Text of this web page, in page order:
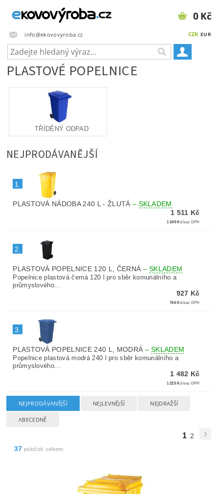
info@ekovovyroba.cz CZK EUR
0 Kč
PLASTOVÉ POPELNICE
TŘÍDĚNÝ ODPAD
NEJPRODÁVANĚJŠÍ
1.
PLASTOVÁ NÁDOBA 240 L - ŽLUTÁ – SKLADEM
1 511 Kč
1 249 Kč bez DPH
2.
PLASTOVÁ POPELNICE 120 L, ČERNÁ –SKLADEM
Popelnice plastová černá 120 l pro sběr komunálního a
průmyslového...
927 Kč
766 Kč bez DPH
3.
PLASTOVÁ POPELNICE 240 L, MODRÁ –SKLADEM
Popelnice plastová modrá 240 l pro sběr komunálního a
průmyslového...
1 482 Kč
1 225 Kč bez DPH
NEJPRODÁVANĚJŠÍ NEJLEVNĚJŠÍ NEJDRAŽŠÍ
ABECEDNĚ
1 2
37 položek celkem